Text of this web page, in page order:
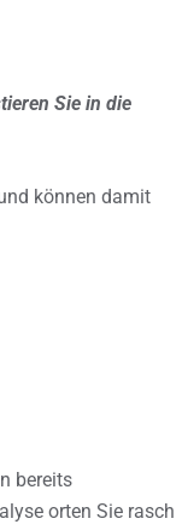
Sie in die
können damit
bereits
orten Sie rasch